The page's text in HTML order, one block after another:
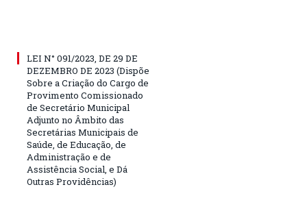
LEI N° 091/2023, DE 29 DE
DEZEMBRO DE 2023 (Dispõe
Sobre a Criação do Cargo de
Provimento Comissionado
de Secretário Municipal
Adjunto no Âmbito das
Secretárias Municipais de
Saúde, de Educação, de
Administração e de
Assistência Social, e Dá
Outras Providências)